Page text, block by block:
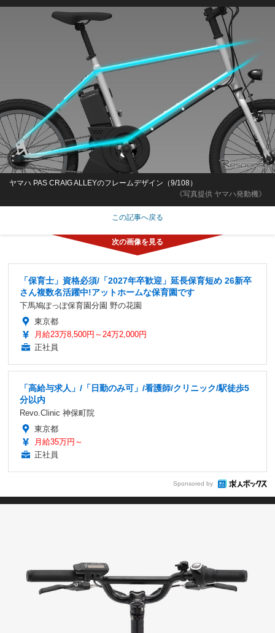
《写真提供 ヤマハ発動機》
ヤマハ PAS CRAIG ALLEYのフレームデザイン（9/108）
この記事へ戻る
「保育士」資格必須/「2027年卒歓迎」延長保育短め 26新卒
さん複数名活躍中!アットホームな保育園です
下馬鳩ぽっぽ保育園分園 野の花園
東京都
月給23万8,500円～24万2,000円
正社員
「高給与求人」/「日勤のみ可」/看護師/クリニック/駅徒歩5
分以内
Revo.Clinic 神保町院
東京都
月給35万円～
正社員
Sponsored by